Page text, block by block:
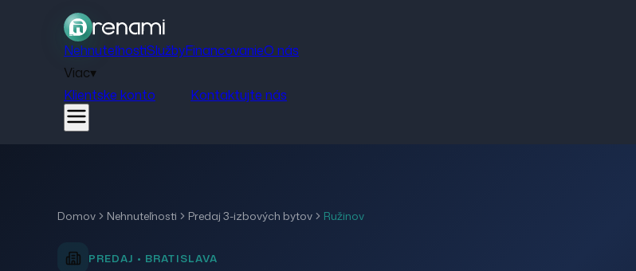
NehnuteľnostiSlužbyFinancovanieO nás
Viac▾
Klientske konto
Kontaktujte nás
Domov Nehnuteľnosti Predaj 3-izbových bytov Ružinov
PREDAJ • BRATISLAVA